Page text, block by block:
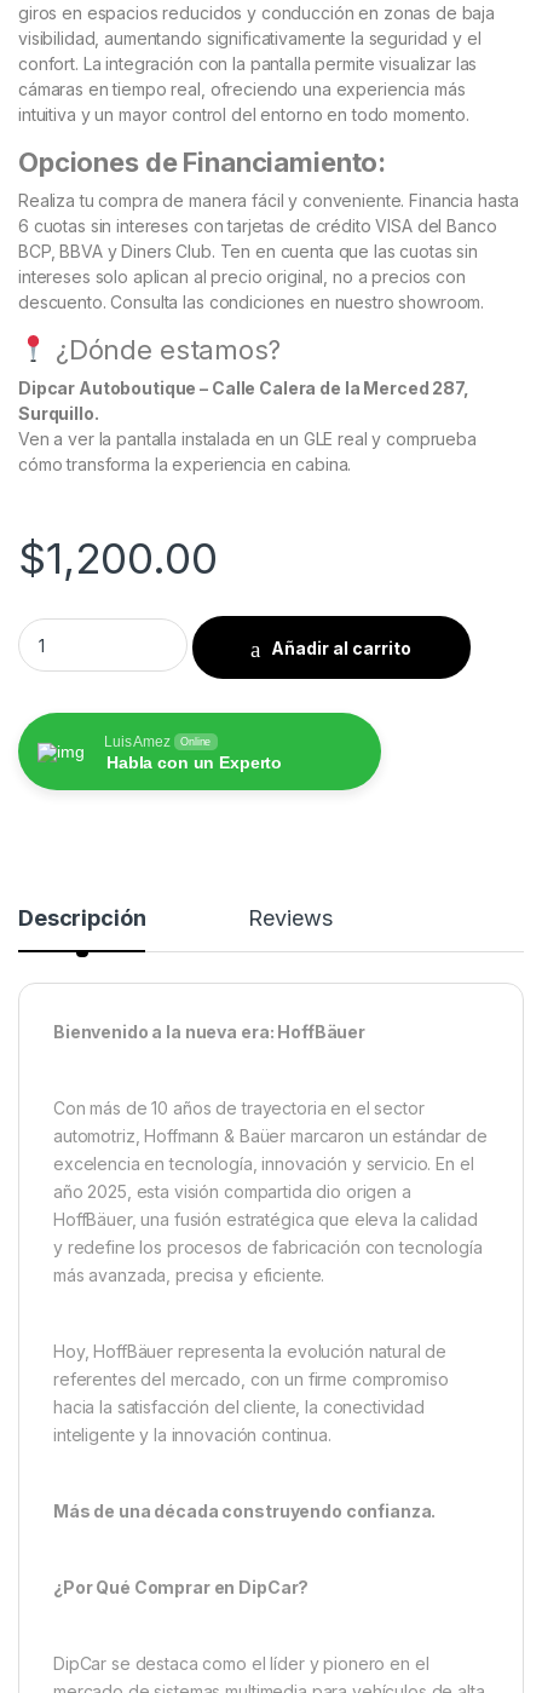
giros en espacios reducidos y conducción en zonas de baja
visibilidad, aumentando significativamente la seguridad y el
confort. La integración con la pantalla permite visualizar las
cámaras en tiempo real, ofreciendo una experiencia más
intuitiva y un mayor control del entorno en todo momento.
Opciones de Financiamiento:
Realiza tu compra de manera fácil y conveniente. Financia hasta
6 cuotas sin intereses con tarjetas de crédito VISA del Banco
BCP, BBVA y Diners Club. Ten en cuenta que las cuotas sin
intereses solo aplican al precio original, no a precios con
descuento. Consulta las condiciones en nuestro showroom.
¿Dónde estamos?
Dipcar Autoboutique – Calle Calera de la Merced 287,
Surquillo.
Ven a ver la pantalla instalada en un GLE real y comprueba
cómo transforma la experiencia en cabina.
$1,200.00
Mazda 3 2021 - 2026 Pantalla HoffBaüer OEM Plus con
Añadir al carrito
Luis Amez Online
Habla con un Experto
Descripción Reviews
Bienvenido a la nueva era: HoffBäuer
Con más de 10 años de trayectoria en el sector
automotriz, Hoffmann & Baüer marcaron un estándar de
excelencia en tecnología, innovación y servicio. En el
año 2025, esta visión compartida dio origen a
HoffBäuer, una fusión estratégica que eleva la calidad
y redefine los procesos de fabricación con tecnología
más avanzada, precisa y eficiente.
Hoy, HoffBäuer representa la evolución natural de
referentes del mercado, con un firme compromiso
hacia la satisfacción del cliente, la conectividad
inteligente y la innovación continua.
Más de una década construyendo confianza.
¿Por Qué Comprar en DipCar?
DipCar se destaca como el líder y pionero en el